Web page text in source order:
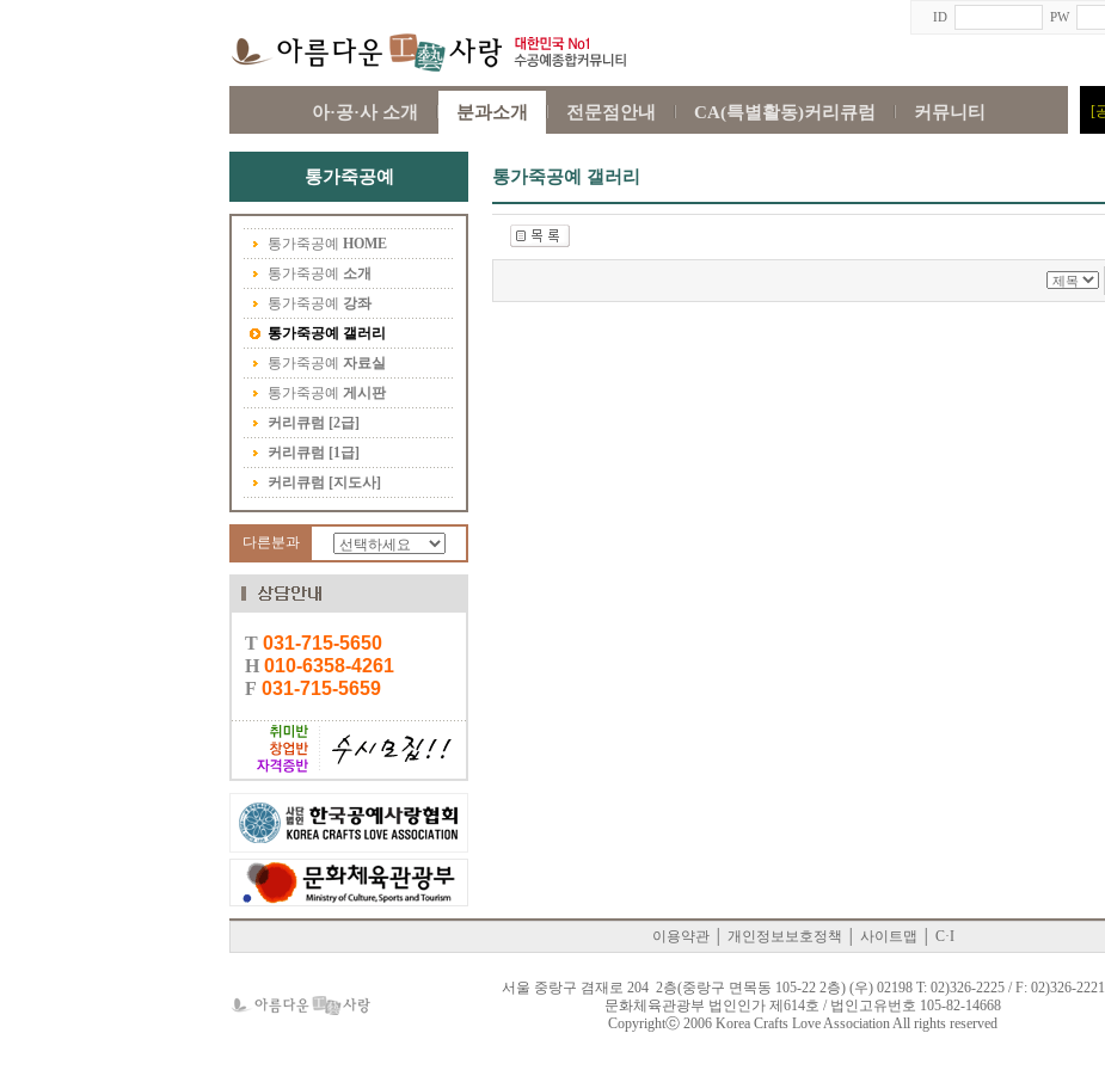
ID PW
아·공·사 소개 분과소개 전문점안내 CA(특별활동)커리큐럼 커뮤니티
통가죽공예
통가죽공예 HOME
통가죽공예 소개
통가죽공예 강좌
통가죽공예 갤러리
통가죽공예 자료실
통가죽공예 게시판
커리큐럼 [2급]
커리큐럼 [1급]
커리큐럼 [지도사]
다른분과
통가죽공예 갤러리
이용약관│ 개인정보보호정책 사이트맵 C·I
서울 중랑구 겸재로 204 2층(중랑구 면목동 105-22 2층) (우) 02198 T: 02)326-2225 / F: 02)326-2221
문화체육관광부 법인인가 제614호 / 법인고유번호 105-82-14668
Copyrightⓒ 2006 Korea Crafts Love Association All rights reserved